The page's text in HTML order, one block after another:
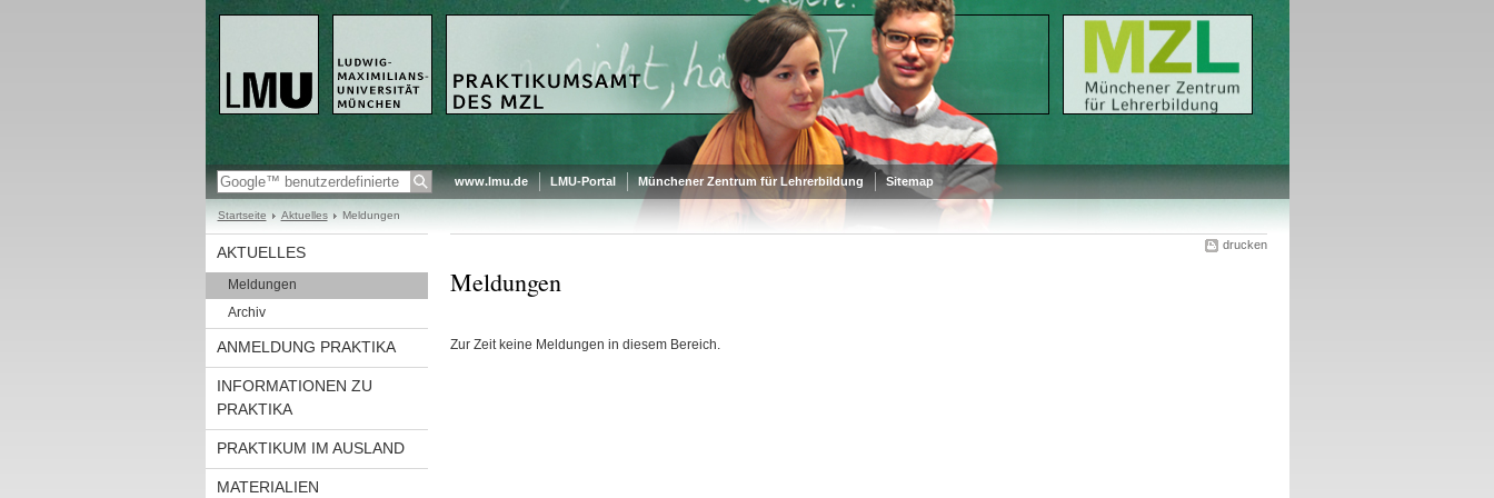
www.lmu.de LMU-Portal Münchener Zentrum für Lehrerbildung Sitemap
Startseite Aktuelles Meldungen
AKTUELLES
Meldungen
Archiv
ANMELDUNG PRAKTIKA
INFORMATIONEN ZU
PRAKTIKA
PRAKTIKUM IM AUSLAND
MATERIALIEN
drucken
Meldungen
Zur Zeit keine Meldungen in diesem Bereich.